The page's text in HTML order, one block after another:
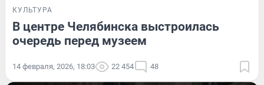
КУЛЬТУРА
В центре Челябинска выстроилась
очередь перед музеем
14 февраля, 2026, 18:03 22 454 48